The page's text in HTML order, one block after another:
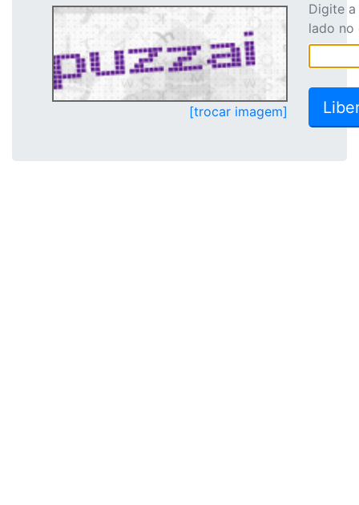
[trocar imagem]
Digite
lado no